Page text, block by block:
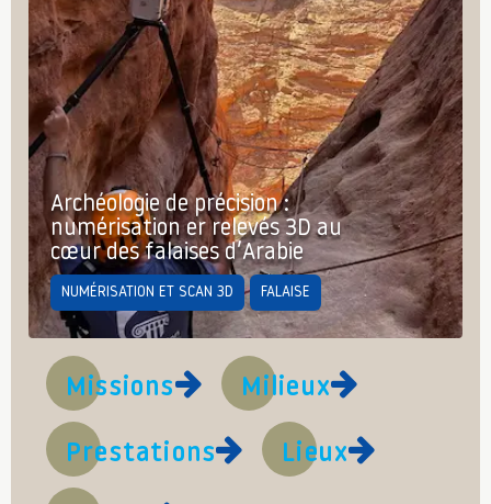
Archéologie de précision :
numérisation er relevés 3D au
cœur des falaises d’Arabie
NUMÉRISATION ET SCAN 3D FALAISE
Missions Milieux
Prestations Lieux